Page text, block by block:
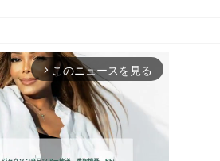
arrow_forward_ios このニュースを見る